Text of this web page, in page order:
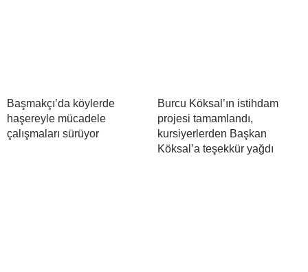
Başmakçı’da köylerde
haşereyle mücadele
çalışmaları sürüyor
Burcu Köksal’ın istihdam
projesi tamamlandı,
kursiyerlerden Başkan
Köksal’a teşekkür yağdı